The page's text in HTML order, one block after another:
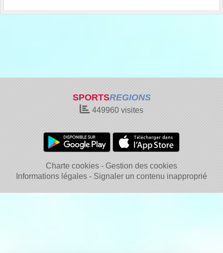
SPORTSREGIONS
449960 visites
Charte cookies
Gestion des cookies
Informations légales
Signaler un contenu inapproprié